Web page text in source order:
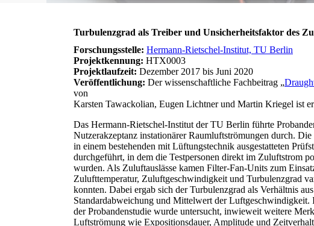
Turbulenzgrad als Treiber und Unsicherheitsfaktor des
Forschungsstelle: Hermann-Rietschel-Institut, TU Berlin
Projektkennung: HTX0003
Projektlaufzeit: Dezember 2017 bis Juni 2020
Veröffentlichung: Der wissenschaftliche Fachbeitrag „
von
Karsten Tawackolian, Eugen Lichtner und Martin Kriegel ist
Das Hermann-Rietschel-Institut der TU Berlin führte
Nutzerakzeptanz instationärer Raumluftströmungen durch.
in einem bestehenden mit Lüftungstechnik ausgestatteten
durchgeführt, in dem die Testpersonen direkt im Zuluftstrom
wurden. Als Zuluftauslässe kamen Filter-Fan-Units zum
Zulufttemperatur, Zuluftgeschwindigkeit und Turbulenzgrad
konnten. Dabei ergab sich der Turbulenzgrad als Verhältnis aus
Standardabweichung und Mittelwert der Luftgeschwindigkeit.
der Probandenstudie wurde untersucht, inwieweit weitere
Luftströmung wie Expositionsdauer, Amplitude und